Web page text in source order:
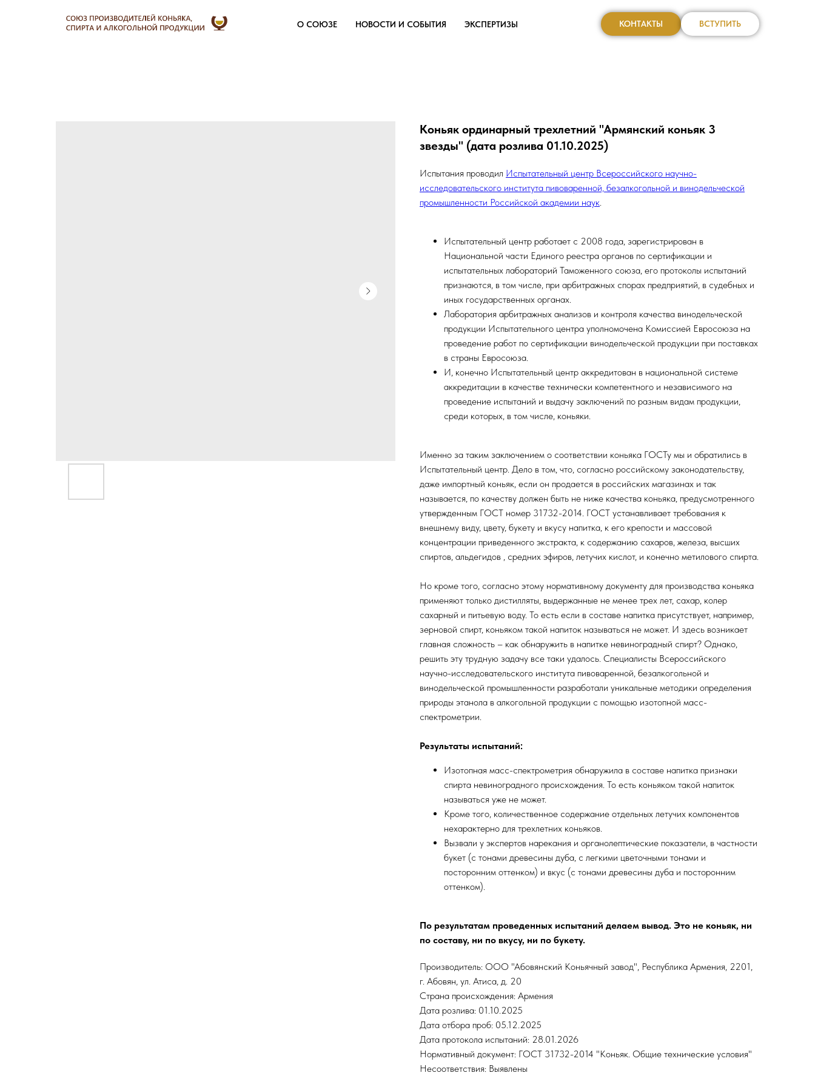
О СОЮЗЕ НОВОСТИ И СОБЫТИЯ ЭКСПЕРТИЗЫ КОНТАКТЫ ВСТУПИТЬ
Коньяк ординарный трехлетний "Армянский коньяк 3
звезды" (дата розлива 01.10.2025)
Испытания проводил Испытательный центр Всероссийского научно-
исследовательского института пивоваренной, безалкогольной и винодельческой
промышленности Российской академии наук.
Испытательный центр работает с 2008 года, зарегистрирован в
Национальной части Единого реестра органов по сертификации и
испытательных лабораторий Таможенного союза, его протоколы испытаний
признаются, в том числе, при арбитражных спорах предприятий, в судебных и
иных государственных органах.
Лаборатория арбитражных анализов и контроля качества винодельческой
продукции Испытательного центра уполномочена Комиссией Евросоюза на
проведение работ по сертификации винодельческой продукции при поставках
в страны Евросоюза.
И, конечно Испытательный центр аккредитован в национальной системе
аккредитации в качестве технически компетентного и независимого на
проведение испытаний и выдачу заключений по разным видам продукции,
среди которых, в том числе, коньяки.
Именно за таким заключением о соответствии коньяка ГОСТу мы и обратились в
Испытательный центр. Дело в том, что, согласно российскому законодательству,
даже импортный коньяк, если он продается в российских магазинах и так
называется, по качеству должен быть не ниже качества коньяка, предусмотренного
утвержденным ГОСТ номер 31732-2014. ГОСТ устанавливает требования к
внешнему виду, цвету, букету и вкусу напитка, к его крепости и массовой
концентрации приведенного экстракта, к содержанию сахаров, железа, высших
спиртов, альдегидов , средних эфиров, летучих кислот, и конечно метилового спирта.
Но кроме того, согласно этому нормативному документу для производства коньяка
применяют только дистилляты, выдержанные не менее трех лет, сахар, колер
сахарный и питьевую воду. То есть если в составе напитка присутствует, например,
зерновой спирт, коньяком такой напиток называться не может. И здесь возникает
главная сложность – как обнаружить в напитке невиноградный спирт? Однако,
решить эту трудную задачу все таки удалось. Специалисты Всероссийского
научно-исследовательского института пивоваренной, безалкогольной и
винодельческой промышленности разработали уникальные методики определения
природы этанола в алкогольной продукции с помощью изотопной масс-
спектрометрии.
Результаты испытаний:
Изотопная масс-спектрометрия обнаружила в составе напитка признаки
спирта невиноградного происхождения. То есть коньяком такой напиток
называться уже не может.
Кроме того, количественное содержание отдельных летучих компонентов
нехарактерно для трехлетних коньяков.
Вызвали у экспертов нарекания и органолептические показатели, в частности
букет (с тонами древесины дуба, с легкими цветочными тонами и
посторонним оттенком) и вкус (с тонами древесины дуба и посторонним
оттенком).
По результатам проведенных испытаний делаем вывод. Это не коньяк, ни
по составу, ни по вкусу, ни по букету.
Производитель: ООО "Абовянский Коньячный завод", Республика Армения, 2201,
г. Абовян, ул. Атиса, д. 20
Страна происхождения: Армения
Дата розлива: 01.10.2025
Дата отбора проб: 05.12.2025
Дата протокола испытаний: 28.01.2026
Нормативный документ: ГОСТ 31732-2014 "Коньяк. Общие технические условия"
Несоответствия: Выявлены